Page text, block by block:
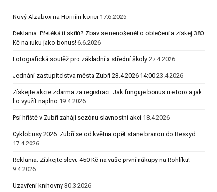
Nový Alzabox na Horním konci 17.6.2026
Reklama: Přetéká ti skříň? Zbav se nenošeného oblečení a získej 380
Kč na ruku jako bonus! 6.6.2026
Fotografická soutěž pro základní a střední školy 27.4.2026
Jednání zastupitelstva města Zubří 23.4.2026 14:00 23.4.2026
Získejte akcie zdarma za registraci: Jak funguje bonus u eToro a jak
ho využít naplno 19.4.2026
Psí hřiště v Zubří zahájí sezónu slavnostní akcí 18.4.2026
Cyklobusy 2026: Zubří se od května opět stane branou do Beskyd
17.4.2026
Reklama: Získejte slevu 450 Kč na vaše první nákupy na Rohlíku!
9.4.2026
Uzavření knihovny 30.3.2026